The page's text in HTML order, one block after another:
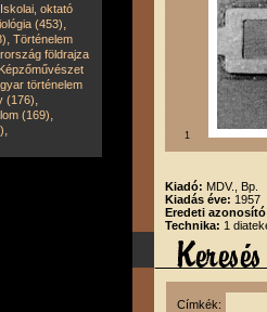
Iskolai, oktató
(453),
, Történelem
földrajza
Képzőművészet
történelem
(176),
(169),
, 1
Kiadó: MDV., Bp.
Kiadás éve: 1957
Eredeti
Technika: 1
Címkék: